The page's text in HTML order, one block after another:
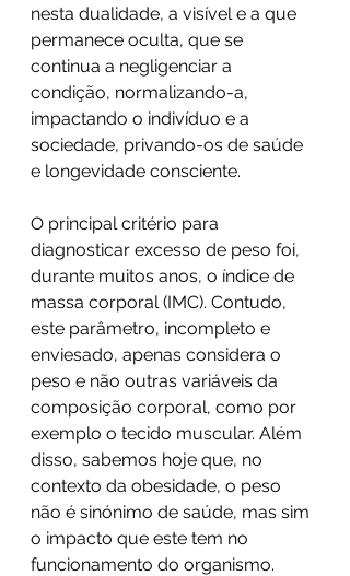
nesta dualidade, a visível e a que
permanece oculta, que se
continua a negligenciar a
condição, normalizando-a,
impactando o indivíduo e a
sociedade, privando-os de saúde
e longevidade consciente.
O principal critério para
diagnosticar excesso de peso foi,
durante muitos anos, o índice de
massa corporal (IMC). Contudo,
este parâmetro, incompleto e
enviesado, apenas considera o
peso e não outras variáveis da
composição corporal, como por
exemplo o tecido muscular. Além
disso, sabemos hoje que, no
contexto da obesidade, o peso
não é sinónimo de saúde, mas sim
o impacto que este tem no
funcionamento do organismo.